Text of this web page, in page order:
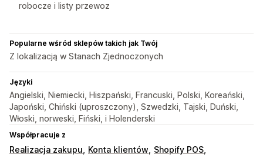
robocze i listy przewoz
Popularne wśród sklepów takich jak Twój
Z lokalizacją w Stanach Zjednoczonych
Języki
Angielski, Niemiecki, Hiszpański, Francuski, Polski, Koreański,
Japoński, Chiński (uproszczony), Szwedzki, Tajski, Duński,
Włoski, norweski, Fiński, i Holenderski
Współpracuje z
Realizacja zakupu Konta klientów
Shopify POS